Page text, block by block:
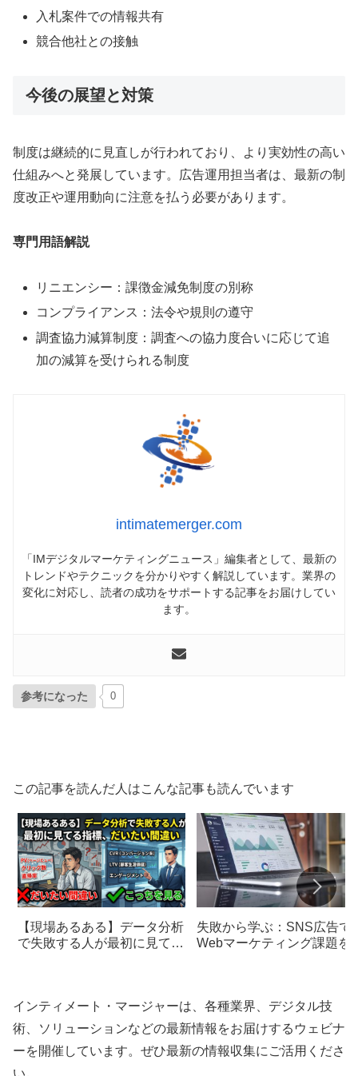
入札案件での情報共有
競合他社との接触
今後の展望と対策
制度は継続的に見直しが行われており、より実効性の高い
仕組みへと発展しています。広告運用担当者は、最新の制
度改正や運用動向に注意を払う必要があります。
専門用語解説
リニエンシー：課徴金減免制度の別称
コンプライアンス：法令や規則の遵守
調査協力減算制度：調査への協力度合いに応じて追
加の減算を受けられる制度
intimatemerger.com
「IMデジタルマーケティングニュース」編集者として、最新の
トレンドやテクニックを分かりやすく解説しています。業界の
変化に対応し、読者の成功をサポートする記事をお届けしてい
ます。
参考になった 0
この記事を読んだ人はこんな記事も読んでいます
【現場あるある】データ分析
で失敗する人が最初に見てる
失敗から学ぶ：SNS広告で
Webマーケティング課題を
インティメート・マージャーは、各種業界、デジタル技
術、ソリューションなどの最新情報をお届けするウェビナ
ーを開催しています。ぜひ最新の情報収集にご活用くださ